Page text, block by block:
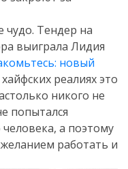
чудо. Тендер на
выиграла Лидия
новый
реалиях это
никого не
попытался
а поэтому
работать и